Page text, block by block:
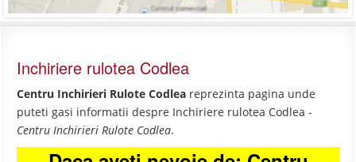
Inchiriere rulotea Codlea
Centru Inchirieri Rulote Codlea reprezinta pagina unde
puteti gasi informatii despre Inchiriere rulotea Codlea -
Centru Inchirieri Rulote Codlea.